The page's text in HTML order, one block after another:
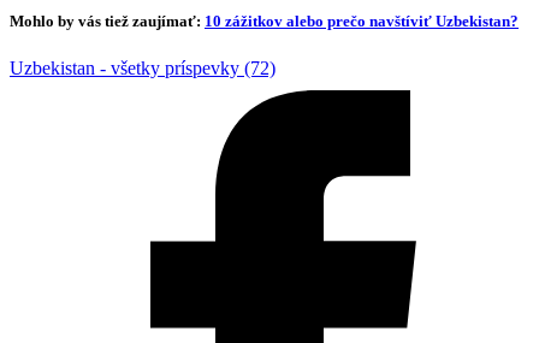
Mohlo by vás tiež zaujímať: 10 zážitkov alebo prečo navštíviť Uzbekistan?
Uzbekistan - všetky príspevky (72)